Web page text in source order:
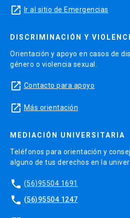
launch Ir al sitio de Emergencias
DISCRIMINACIÓN Y
Orientación y apoyo en casos de
género o violencia sexual.
launch Contacto para apoyo
launch Más orientación
MEDIACIÓN UNIVERSITARIA
Teléfonos para orientación y
alguno de tus derechos en la
phone (56)95504 1691
phone (56)95504 1247